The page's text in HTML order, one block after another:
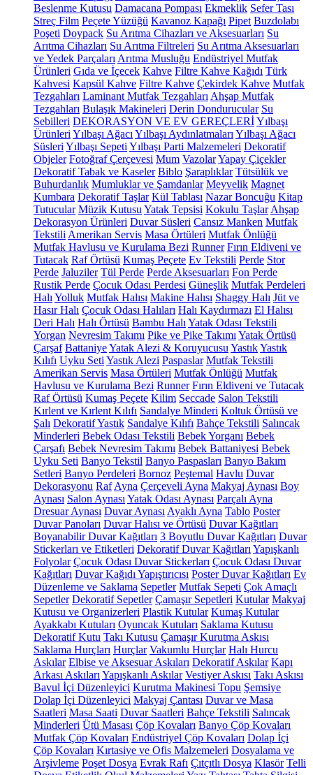
Beslenme Kutusu Damacana Pompası Ekmeklik Sefer Tası
Streç Film Peçete Yüzüğü Kavanoz Kapağı Pipet Buzdolabı
Poşeti Doypack Su Arıtma Cihazları ve Aksesuarları Su
Arıtma Cihazları Su Arıtma Filtreleri Su Arıtma Aksesuarları
ve Yedek Parçaları Arıtma Musluğu Endüstriyel Mutfak
Ürünleri Gıda ve İçecek Kahve Filtre Kahve Kağıdı Türk
Kahvesi Kapsül Kahve Filtre Kahve Çekirdek Kahve Mutfak
Tezgahları Laminant Mutfak Tezgahları Ahşap Mutfak
Tezgahları Bulaşık Makineleri Derin Dondurucular Su
Sebilleri DEKORASYON VE EV GEREÇLERİYılbaşı
Ürünleri Yılbaşı Ağacı Yılbaşı Aydınlatmaları Yılbaşı Ağacı
Süsleri Yılbaşı Sepeti Yılbaşı Parti Malzemeleri Dekoratif
Objeler Fotoğraf Çerçevesi Mum VazolarYapay Çiçekler
Dekoratif Tabak ve Kaseler Biblo Şaraplıklar Tütsülük ve
Buhurdanlık Mumluklar ve Şamdanlar Meyvelik Magnet
Kumbara Dekoratif Taşlar Kül Tablası Nazar Boncuğu Kitap
Tutucular Müzik Kutusu Yatak Tepsisi Kokulu Taşlar Ahşap
Dekorasyon Ürünleri Duvar Süsleri Cansız Manken Mutfak
Tekstili Amerikan Servis Masa Örtüleri Mutfak Önlüğü
Mutfak Havlusu ve Kurulama Bezi Runner Fırın Eldiveni ve
Tutacak Raf Örtüsü Kumaş Peçete Ev Tekstili Perde Stor
Perde Jaluziler Tül Perde Perde Aksesuarları Fon Perde
Rustik Perde Çocuk Odası Perdesi Güneşlik Mutfak Perdeleri
Halı Yolluk Mutfak Halısı Makine Halısı Shaggy Halı Jüt ve
Hasır Halı Çocuk Odası Halıları Halı Kaydırmazı El Halısı
Deri Halı Halı Örtüsü Bambu Halı Yatak Odası Tekstili
Yorgan Nevresim Takımı Pike ve Pike Takımı Yatak Örtüsü
Çarşaf BattaniyeYatak Alezi & Koruyucusu YastıkYastık
Kılıfı Uyku Seti Yastık Alezi Paspaslar Mutfak Tekstili
Amerikan Servis Masa Örtüleri Mutfak Önlüğü Mutfak
Havlusu ve Kurulama Bezi Runner Fırın Eldiveni ve Tutacak
Raf Örtüsü Kumaş Peçete Kilim Seccade Salon Tekstili
Kırlent ve Kırlent Kılıfı Sandalye Minderi Koltuk Örtüsü ve
Şalı Dekoratif Yastık Sandalye Kılıfı Bahçe Tekstili Salıncak
Minderleri Bebek Odası Tekstili Bebek Yorganı Bebek
Çarşafı Bebek Nevresim Takımı Bebek Battaniyesi Bebek
Uyku Seti Banyo Tekstil Banyo Paspasları Banyo Bakım
Setleri Banyo Perdeleri Bornoz Peştemal Havlu Duvar
Dekorasyonu Raf Ayna Çerçeveli Ayna Makyaj Aynası Boy
Aynası Salon Aynası Yatak Odası Aynası Parçalı Ayna
Dresuar Aynası Duvar Aynası Ayaklı Ayna Tablo Poster
Duvar Panoları Duvar Halısı ve Örtüsü Duvar Kağıtları
Boyanabilir Duvar Kağıtları 3 Boyutlu Duvar Kağıtları Duvar
Stickerları ve Etiketleri Dekoratif Duvar Kağıtları Yapışkanlı
Folyolar Çocuk Odası Duvar Stickerları Çocuk Odası Duvar
Kağıtları Duvar Kağıdı Yapıştırıcısı Poster Duvar Kağıtları Ev
Düzenleme ve Saklama Sepetler Mutfak Sepeti Çok Amaçlı
Sepetler Dekoratif Sepetler Çamaşır Sepetleri Kutular Makyaj
Kutusu ve Organizerleri Plastik Kutular Kumaş Kutular
Ayakkabı Kutuları Oyuncak Kutuları Saklama Kutusu
Dekoratif Kutu Takı Kutusu Çamaşır Kurutma Askısı
Saklama Hurçları Hurçlar Vakumlu Hurçlar Halı Hurcu
Askılar Elbise ve Aksesuar Askıları Dekoratif Askılar Kapı
Arkası Askıları Yapışkanlı Askılar Vestiyer Askısı Takı Askısı
Bavul İçi Düzenleyici Kurutma Makinesi Topu Şemsiye
Dolap İçi Düzenleyici Makyaj Çantası Duvar ve Masa
Saatleri Masa Saati Duvar Saatleri Bahçe Tekstili Salıncak
Minderleri Ütü Masası Çöp Kovaları Banyo Çöp Kovaları
Mutfak Çöp Kovaları Endüstriyel Çöp Kovaları Dolap İçi
Çöp Kovaları Kırtasiye ve Ofis Malzemeleri Dosyalama ve
Arşivleme Poşet Dosya Evrak Rafı Çıtçıtlı Dosya Klasör Telli